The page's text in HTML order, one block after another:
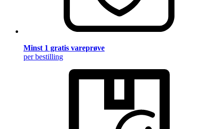
Minst 1 gratis vareprøve
per bestilling